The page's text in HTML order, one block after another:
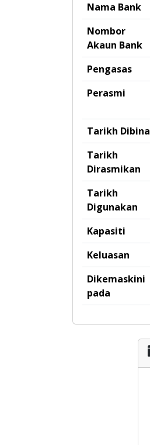
Nama Bank
Nombor
Akaun Bank
Pengasas
Perasmi
Tarikh Dibina
Tarikh
Dirasmikan
Tarikh
Digunakan
Kapasiti
Keluasan
Dikemaskini
pada